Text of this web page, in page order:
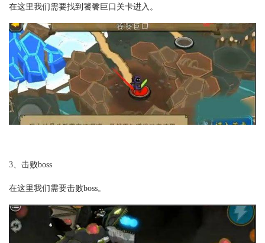
在这里我们需要找到饕餮巨口关卡进入。
3、击败boss
在这里我们需要击败boss。